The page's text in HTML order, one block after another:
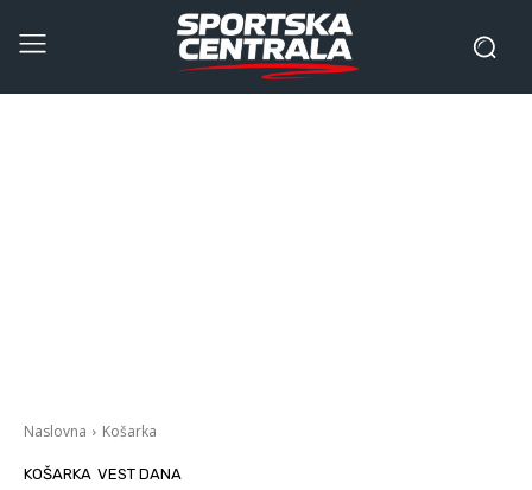
Naslovna Košarka
KOŠARKA VEST DANA